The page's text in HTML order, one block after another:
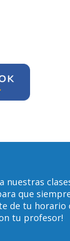
nuestras
que
de tu horario
tu profesor!